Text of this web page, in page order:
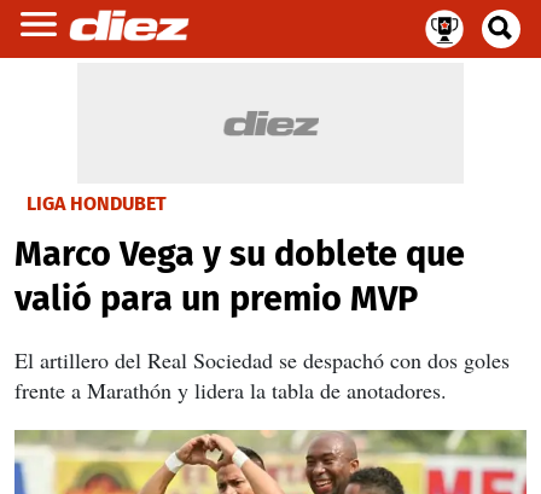
LIGA HONDUBET
Marco Vega y su doblete que
valió para un premio MVP
El artillero del Real Sociedad se despachó con dos goles
frente a Marathón y lidera la tabla de anotadores.